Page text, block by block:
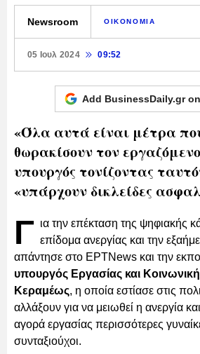
Newsroom ΟΙΚΟΝΟΜΙΑ
05 Ιουλ 2024 09:52
Add BusinessDaily.gr on
«Όλα αυτά είναι μέτρα
θωρακίσουν τον
υπουργός τονίζοντας
«υπάρχουν δικλείδες
Γ ια την επέκταση της ψηφιακής
επίδομα ανεργίας και την
απάντησε στο ΕΡΤΝews και την
υπουργός Εργασίας και
Κεραμέως, η οποία εστίασε στις
αλλάξουν για να μειωθεί η ανεργία
αγορά εργασίας περισσότερες
συνταξιούχοι.